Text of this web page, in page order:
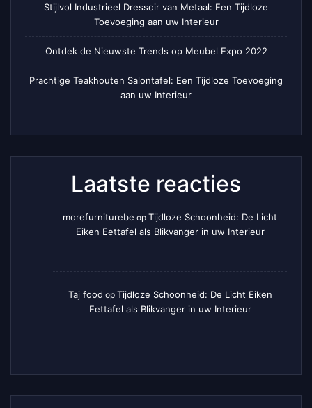
Stijlvol Industrieel Dressoir van Metaal: Een Tijdloze
Toevoeging aan uw Interieur
Ontdek de Nieuwste Trends op Meubel Expo 2022
Prachtige Teakhouten Salontafel: Een Tijdloze Toevoeging
aan uw Interieur
Laatste reacties
morefurniturebe op Tijdloze Schoonheid: De Licht
Eiken Eettafel als Blikvanger in uw Interieur
Taj food op Tijdloze Schoonheid: De Licht Eiken
Eettafel als Blikvanger in uw Interieur